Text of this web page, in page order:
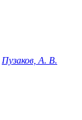
Пузаков, А. В.